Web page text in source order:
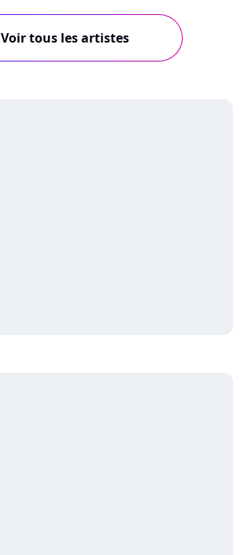
Voir tous les artistes